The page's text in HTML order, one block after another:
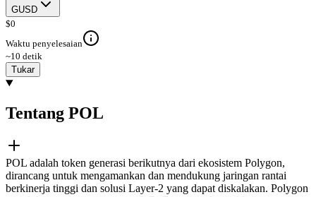
GUSD
$0
Waktu penyelesaian
~10 detik
Tukar
Tentang POL
POL adalah token generasi berikutnya dari ekosistem Polygon,
dirancang untuk mengamankan dan mendukung jaringan rantai
berkinerja tinggi dan solusi Layer-2 yang dapat diskalakan. Polygon